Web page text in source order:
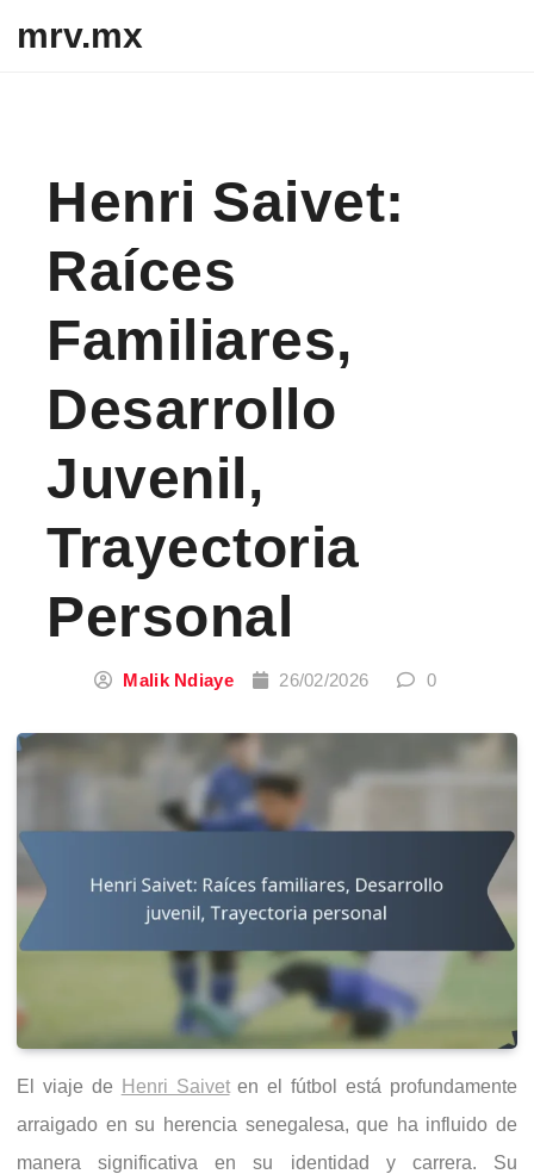
mrv.mx
Henri Saivet:
Raíces
Familiares,
Desarrollo
Juvenil,
Trayectoria
Personal
Malik Ndiaye 26/02/2026 0
El viaje de Henri Saiveten el fútbol está profundamente
arraigado en su herencia senegalesa, que ha influido de
manera significativa en su identidad y carrera. Su